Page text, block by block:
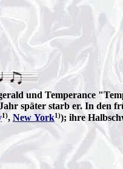
und Temperance
später starb er. In den
1), New York1)); ihre